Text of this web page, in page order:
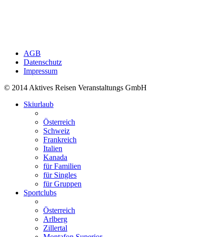
AGB
Datenschutz
Impressum
© 2014 Aktives Reisen Veranstaltungs GmbH
Skiurlaub
Österreich
Schweiz
Frankreich
Italien
Kanada
für Familien
für Singles
für Gruppen
Sportclubs
Österreich
Arlberg
Zillertal